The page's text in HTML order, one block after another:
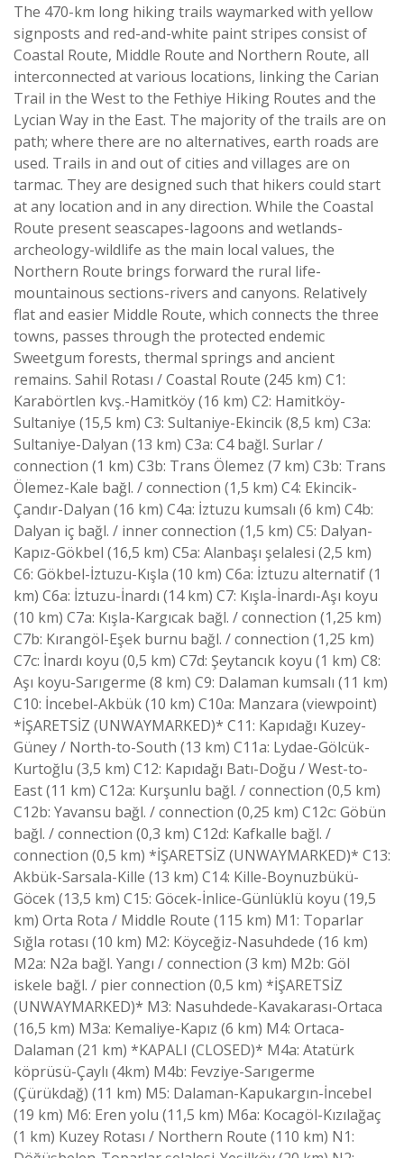
The 470-km long hiking trails waymarked with yellow
signposts and red-and-white paint stripes consist of
Coastal Route, Middle Route and Northern Route, all
interconnected at various locations, linking the Carian
Trail in the West to the Fethiye Hiking Routes and the
Lycian Way in the East. The majority of the trails are on
path; where there are no alternatives, earth roads are
used. Trails in and out of cities and villages are on
tarmac. They are designed such that hikers could start
at any location and in any direction. While the Coastal
Route present seascapes-lagoons and wetlands-
archeology-wildlife as the main local values, the
Northern Route brings forward the rural life-
mountainous sections-rivers and canyons. Relatively
flat and easier Middle Route, which connects the three
towns, passes through the protected endemic
Sweetgum forests, thermal springs and ancient
remains. Sahil Rotası / Coastal Route (245 km) C1:
Karabörtlen kvş.-Hamitköy (16 km) C2: Hamitköy-
Sultaniye (15,5 km) C3: Sultaniye-Ekincik (8,5 km) C3a:
Sultaniye-Dalyan (13 km) C3a: C4 bağl. Surlar /
connection (1 km) C3b: Trans Ölemez (7 km) C3b: Trans
Ölemez-Kale bağl. / connection (1,5 km) C4: Ekincik-
Çandır-Dalyan (16 km) C4a: İztuzu kumsalı (6 km) C4b:
Dalyan iç bağl. / inner connection (1,5 km) C5: Dalyan-
Kapız-Gökbel (16,5 km) C5a: Alanbaşı şelalesi (2,5 km)
C6: Gökbel-İztuzu-Kışla (10 km) C6a: İztuzu alternatif (1
km) C6a: İztuzu-İnardı (14 km) C7: Kışla-İnardı-Aşı koyu
(10 km) C7a: Kışla-Kargıcak bağl. / connection (1,25 km)
C7b: Kırangöl-Eşek burnu bağl. / connection (1,25 km)
C7c: İnardı koyu (0,5 km) C7d: Şeytancık koyu (1 km) C8:
Aşı koyu-Sarıgerme (8 km) C9: Dalaman kumsalı (11 km)
C10: İncebel-Akbük (10 km) C10a: Manzara (viewpoint)
*İŞARETSİZ (UNWAYMARKED)* C11: Kapıdağı Kuzey-
Güney / North-to-South (13 km) C11a: Lydae-Gölcük-
Kurtoğlu (3,5 km) C12: Kapıdağı Batı-Doğu / West-to-
East (11 km) C12a: Kurşunlu bağl. / connection (0,5 km)
C12b: Yavansu bağl. / connection (0,25 km) C12c: Göbün
bağl. / connection (0,3 km) C12d: Kafkalle bağl. /
connection (0,5 km) *İŞARETSİZ (UNWAYMARKED)* C13:
Akbük-Sarsala-Kille (13 km) C14: Kille-Boynuzbükü-
Göcek (13,5 km) C15: Göcek-İnlice-Günlüklü koyu (19,5
km) Orta Rota / Middle Route (115 km) M1: Toparlar
Sığla rotası (10 km) M2: Köyceğiz-Nasuhdede (16 km)
M2a: N2a bağl. Yangı / connection (3 km) M2b: Göl
iskele bağl. / pier connection (0,5 km) *İŞARETSİZ
(UNWAYMARKED)* M3: Nasuhdede-Kavakarası-Ortaca
(16,5 km) M3a: Kemaliye-Kapız (6 km) M4: Ortaca-
Dalaman (21 km) *KAPALI (CLOSED)* M4a: Atatürk
köprüsü-Çaylı (4km) M4b: Fevziye-Sarıgerme
(Çürükdağ) (11 km) M5: Dalaman-Kapukargın-İncebel
(19 km) M6: Eren yolu (11,5 km) M6a: Kocagöl-Kızılağaç
(1 km) Kuzey Rotası / Northern Route (110 km) N1: